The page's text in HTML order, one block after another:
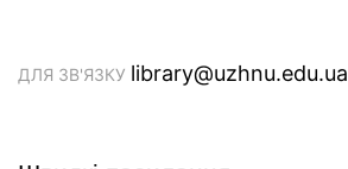
ДЛЯ ЗВ'ЯЗКУ library@uzhnu.edu.ua